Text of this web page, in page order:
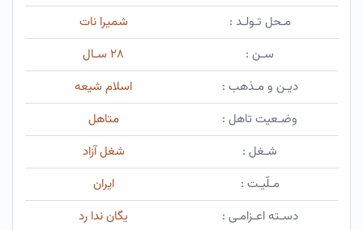
مـحل تـولـد :
شمیرا نات
سـن :
۲۸ سـال
دیـن و مـذهب :
اسلام شیعه
وضـعیت تاهل :
متاهل
شـغل :
شغل آزاد
مـلّیـت :
ایران
دسـته اعـزامـی :
یگان ندا رد